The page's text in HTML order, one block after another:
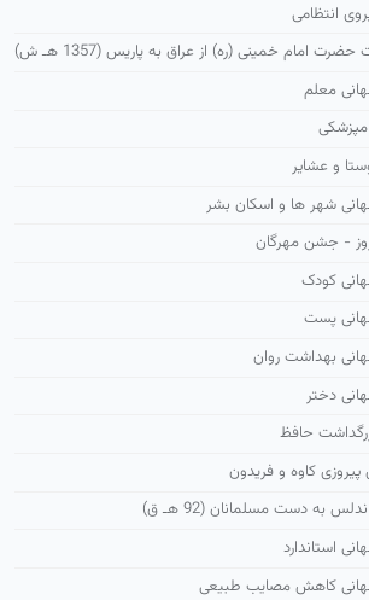
انتظامی
امام خمینی (ره) از عراق به پاریس (1357 هـ ش)
معلم
و عشایر
شهر ها و اسكان بشر
- جشن مهرگان
کودک
پست
بهداشت روان
دختر
حافظ
کاوه و فریدون
به دست مسلمانان (92 هـ ق)
استاندارد
كاهش مصايب طبيعی